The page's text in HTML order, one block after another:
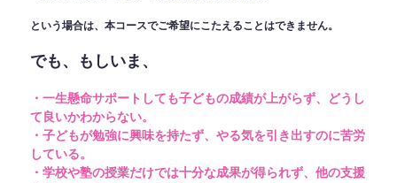
という場合は、本コースでご希望にこたえることはできません。
でも、もしいま、
・一生懸命サポートしても子どもの成績が上がらず、どうし
て良いかわからない。
・子どもが勉強に興味を持たず、やる気を引き出すのに苦労
している。
・学校や塾の授業だけでは十分な成果が得られず、他の支援